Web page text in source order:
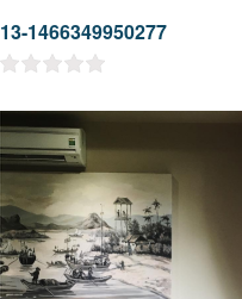
13-1466349950277